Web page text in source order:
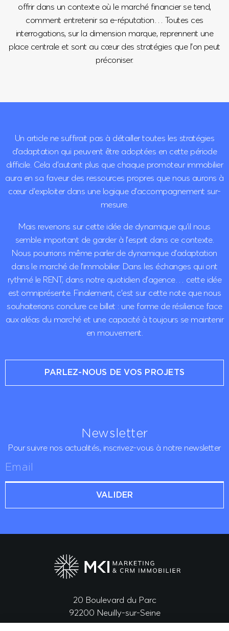
offrir dans un contexte où le marché financier se tend,
comment entretenir sa e-réputation… Toutes ces
interrogations, sur la dimension marque, reprennent une
place centrale et sont au cœur des stratégies que l’on peut
préconiser.
Un article ne suffirait pas à détailler toutes les stratégies
d’adaptation qui peuvent être adoptées en cette période
difficile. Cela d’autant plus que chaque promoteur immobilier
aura en sa faveur des ressources propres que nous aurons à
cœur d’exploiter dans une logique d’accompagnement sur-
mesure.
Mais revenons sur cette idée de dynamique qu’il nous
semble important de garder à l’esprit dans ce contexte.
Nous pourrions même parler de dynamique d’adaptation
dans le marché de l’immobilier. Dans les échanges qui ont
rythmé le RENT, dans notre quotidien d’agence… cette idée
est omniprésente. Finalement, c’est sur cette note que nous
souhaiterions conclure ce billet : une forme de résilience face
aux aléas du marché et une capacité à toujours se maintenir
en mouvement.
PARLEZ-NOUS DE VOS PROJETS
Newsletter
Pour suivre nos actualités, inscrivez-vous à notre newsletter
VALIDER
20 Boulevard du Parc
92200 Neuilly-sur-Seine